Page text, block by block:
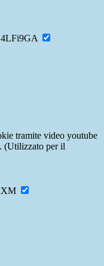
tramite video youtube
(Utilizzato per il